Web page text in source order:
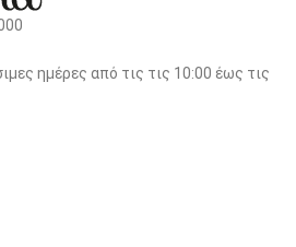
ημέρες από τις τις 10:00 έως τις